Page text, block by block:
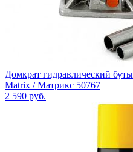
Домкрат гидравлический
Matrix / Матрикс 50767
2 590 руб.